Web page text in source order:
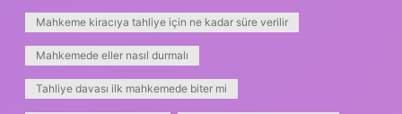
Mahkeme kiracıya tahliye için ne kadar süre verilir
Mahkemede eller nasıl durmalı
Tahliye davası ilk mahkemede biter mi